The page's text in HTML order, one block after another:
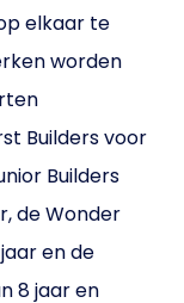
elkaar te
worden
Builders voor
Builders
de Wonder
en de
8 jaar en